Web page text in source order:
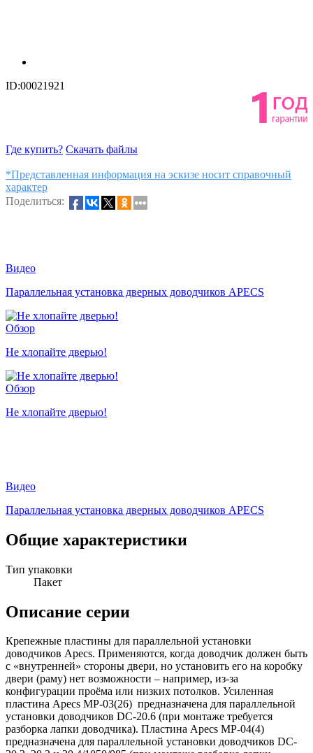
ID:00021921
Где купить? Скачать файлы
*Представленная информация на эскизе носит справочный
характер
Поделиться:
Видео
Параллельная установка дверных доводчиков APECS
Обзор
Не хлопайте дверью!
Обзор
Не хлопайте дверью!
Видео
Параллельная установка дверных доводчиков APECS
Общие характеристики
Тип упаковки
Пакет
Описание серии
Крепежные пластины для параллельной установки
доводчиков Apecs. Применяются, когда доводчик должен быть
с «внутренней» стороны двери, но установить его на коробку
двери (раму) нет возможности – например, из-за
конфигурации проёма или низких потолков. Усиленная
пластина Apecs MP-03(26) предназначена для параллельной
установки доводчиков DC-20.6 (при монтаже требуется
разборка лапки доводчика). Пластина Apecs MP-04(4)
предназначена для параллельной установки доводчиков DC-